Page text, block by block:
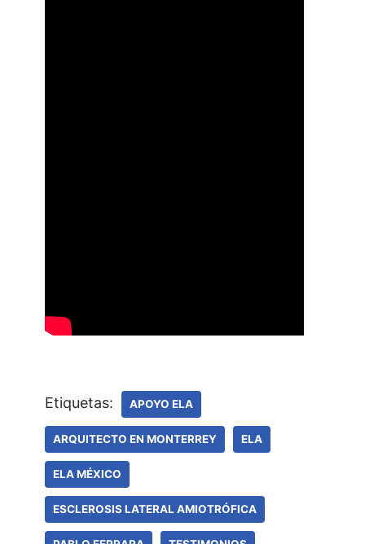
Etiquetas: APOYO ELA
ARQUITECTO EN MONTERREY ELA
ELA MÉXICO
ESCLEROSIS LATERAL AMIOTRÓFICA